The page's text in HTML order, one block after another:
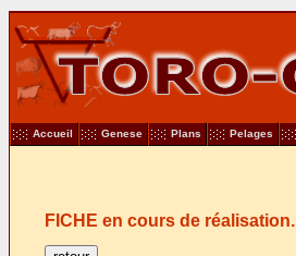
Accueil Genese Plans Pelages
FICHE en cours de réalisation.